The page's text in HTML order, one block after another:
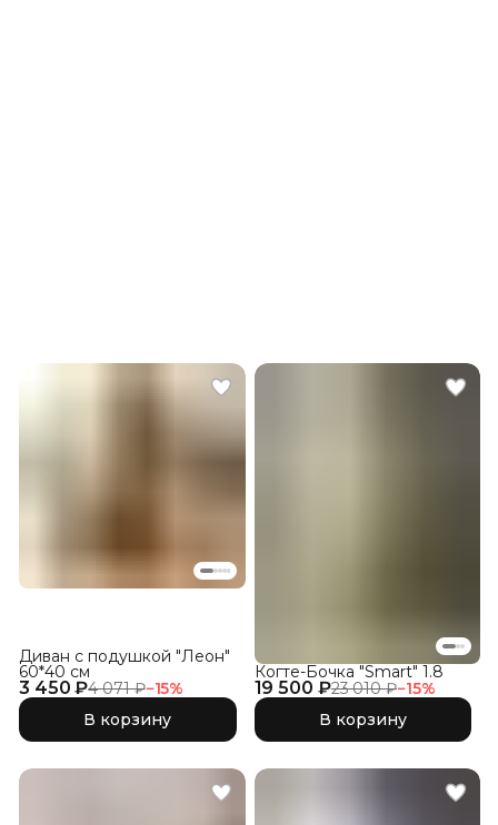
3 450 ₽4 071 ₽−15%
Диван с подушкой "Леон"
60*40 см
В корзину
19 500 ₽23 010 ₽−15%
Когте-Бочка "Smart" 1.8
В корзину